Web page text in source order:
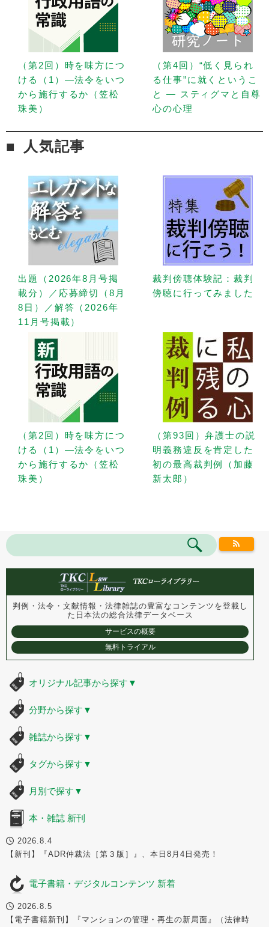
（第2回）時を味方につ
ける（1）—法令をいつ
から施行するか（笠松
珠美）
（第4回）“低く見られ
る仕事”に就くというこ
と — スティグマと自尊
心の心理
人気記事
出題（2026年8月号掲
載分）／応募締切（8月
8日）／解答（2026年
11月号掲載）
裁判傍聴体験記：裁判
傍聴に行ってみました
（第2回）時を味方につ
ける（1）—法令をいつ
から施行するか（笠松
珠美）
（第93回）弁護士の説
明義務違反を肯定した
初の最高裁判例（加藤
新太郎）
判例・法令・文献情報・法律雑誌の豊富なコンテンツを登載し
た 日本法の総合法律データベース
サービスの概要
無料トライアル
オリジナル記事から探す ▼
分野から探す ▼
雑誌から探す ▼
タグから探す ▼
月別で探す ▼
本・雑誌 新刊
2026.8.4
【新刊】『ADR仲裁法［第３版］』、本日8月4日発売！
電子書籍・デジタルコンテンツ 新着
2026.8.5
【電子書籍新刊】『マンションの管理・再生の新局面』（法律時